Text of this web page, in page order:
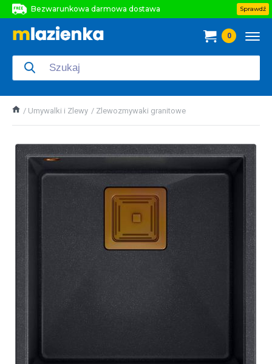
Bezwarunkowa darmowa dostawa
Bezwarunkowa darmowa dostawa
Sprawdź
0
Umywalki i Zlewy Zlewozmywaki granitowe